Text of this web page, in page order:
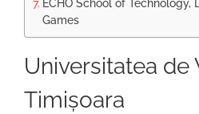
ECHO School of Technology,
Games
Universitatea de
Timișoara